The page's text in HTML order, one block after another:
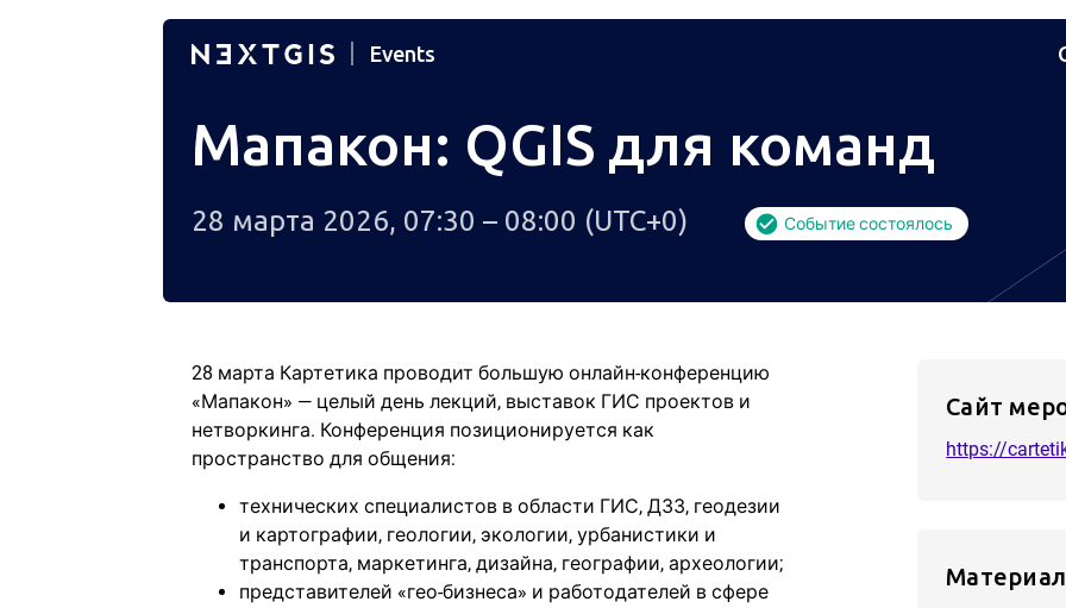
Events
Мапакон: QGIS для команд
28 марта 2026, 07:30 – 08:00 (UTC+0) Событие состоялось
28 марта Картетика проводит большую онлайн-конференцию
«Мапакон» — целый день лекций, выставок ГИС проектов и
нетворкинга. Конференция позиционируется как
пространство для общения:
технических специалистов в области ГИС, ДЗЗ, геодезии
и картографии, геологии, экологии, урбанистики и
транспорта, маркетинга, дизайна, географии, археологии;
представителей «гео-бизнеса» и работодателей в сфере
Сайт
https://